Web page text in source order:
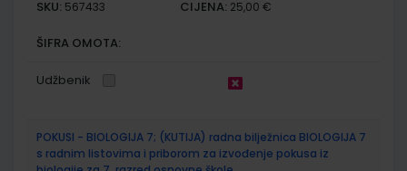
SKU: 567433 CIJENA: 25,00 €
ŠIFRA OMOTA:
Udžbenik
POKUSI - BIOLOGIJA 7; (KUTIJA) radna bilježnica BIOLOGIJA 7
s radnim listovima i priborom za izvođenje pokusa iz